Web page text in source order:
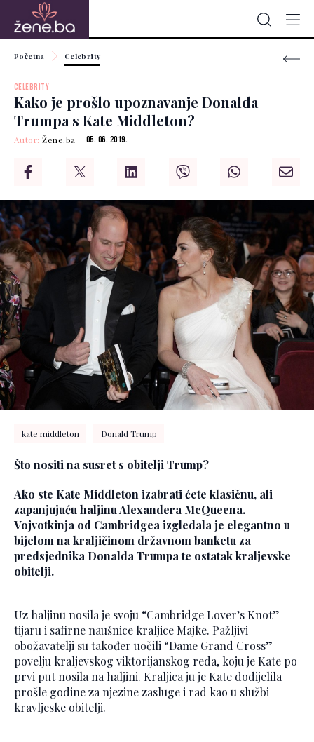
Početna Celebrity
CELEBRITY
Kako je prošlo upoznavanje Donalda
Trumpa s Kate Middleton?
Autor:Žene.ba 05. 06. 2019.
kate middleton Donald Trump
Što nositi na susret s obitelji Trump?
Ako ste Kate Middleton izabrati ćete klasičnu, ali
zapanjujuću haljinu Alexandera McQueena.
Vojvotkinja od Cambridgea izgledala je elegantno u
bijelom na kraljičinom državnom banketu za
predsjednika Donalda Trumpa te ostatak kraljevske
obitelji.
Uz haljinu nosila je svoju “Cambridge Lover’s Knot”
tijaru i safirne naušnice kraljice Majke. Pažljivi
obožavatelji su također uočili “Dame Grand Cross”
povelju kraljevskog viktorijanskog reda, koju je Kate po
prvi put nosila na haljini. Kraljica ju je Kate dodijelila
prošle godine za njezine zasluge i rad kao u službi
kravljeske obitelji.